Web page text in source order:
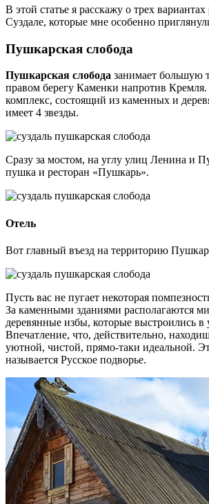
В этой статье я расскажу о трех
Суздале, которые мне особенно
Пушкарская слобода
Пушкарская слобода занимает большую
правом берегу Каменки напротив
комплекс, состоящий из каменных и
имеет 4 звезды.
Сразу за мостом, на углу улиц Ленина и
пушка и ресторан «Пушкарь».
Отель
Вот главный въезд на территорию
Пусть вас не пугает некоторая
За каменными зданиями располагаются
деревянные избы, которые выстроились в
Впечатление, что, действительно,
уютной, чистой, прямо-таки идеальной.
называется Русское подворье.